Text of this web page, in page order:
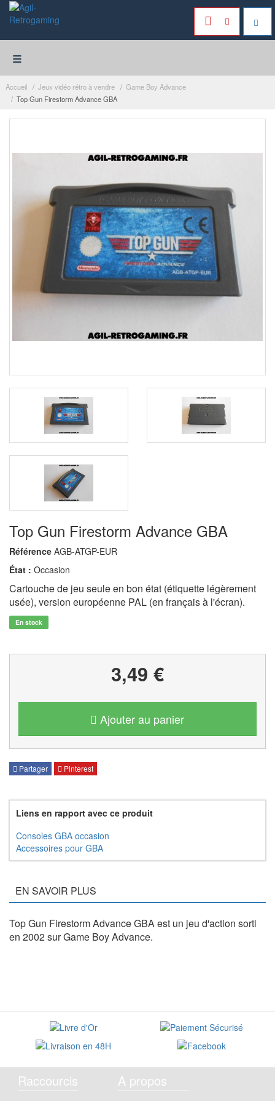
≡
Accueil Jeux vidéo rétro à vendre
Game Boy Advance
Top Gun Firestorm Advance GBA
Top Gun Firestorm Advance GBA
Référence AGB-ATGP-EUR
État : Occasion
Cartouche de jeu seule en bon état (étiquette légèrement
usée), version européenne PAL (en français à l'écran).
En stock
3,49 €
Ajouter au panier
Partager Pinterest
Liens en rapport avec ce produit
Consoles GBA occasion
Accessoires pour GBA
EN SAVOIR PLUS
Top Gun Firestorm Advance GBA est un jeu d'action sorti
en 2002 sur Game Boy Advance.
Raccourcis A propos